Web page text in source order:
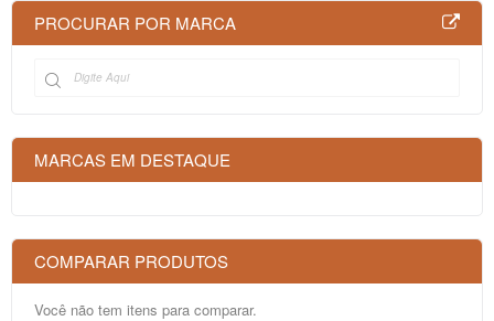
PROCURAR POR MARCA
MARCAS EM DESTAQUE
COMPARAR PRODUTOS
Você não tem itens para comparar.